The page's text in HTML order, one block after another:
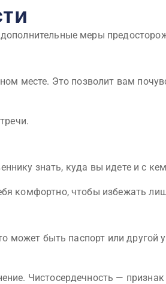
меры
месте. Это позволит вам
знать, куда вы идете и с
комфортно, чтобы избежать
может быть паспорт или другой
Чистосердечность —